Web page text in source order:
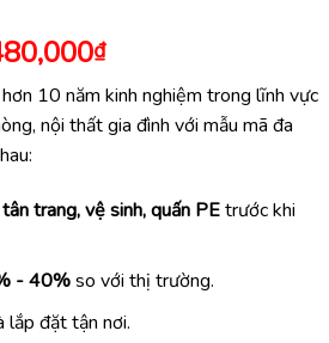
₫Giá
hiện
tại
là:
10 năm kinh nghiệm trong lĩnh vực
nội thất gia đình với mẫu mã đa
tân trang, vệ sinh, quấn PEtrước khi
- 40%so với thị trường.
lắp đặt tận nơi.